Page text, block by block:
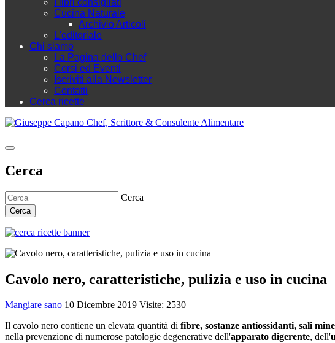
Cucina Naturale
Archivio Articoli
L'editoriale
Chi siamo
La Pagina dello Chef
Corsi ed Eventi
Iscriviti alla Newsletter
Contatti
Cerca ricette
Cerca
Cerca
Cerca
Cavolo nero, caratteristiche, pulizia e uso in cucina
Mangiare sano 10 Dicembre 2019 Visite: 2530
Il cavolo nero contiene un elevata quantità di fibre, sostanze antiossidanti, sali
nella prevenzione di numerose patologie degenerative dell'apparato digerente, dell'